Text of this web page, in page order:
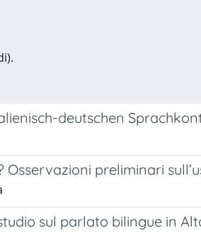
deutschen
preliminari
sul parlato bilingue in